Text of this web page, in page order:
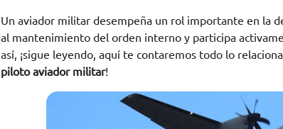
Un aviador militar desempeña un rol importante en la
al mantenimiento del orden interno y participa
así, ¡sigue leyendo, aquí te contaremos todo lo
piloto aviador militar!